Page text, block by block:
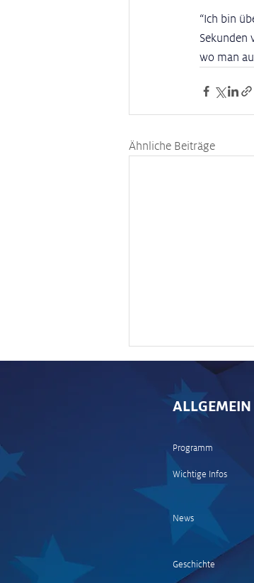
“Ich bin
Sekunden
wo man
Ähnliche Beiträge
Kalle Rovanperä
Wichtige Infos
Programm
News
Geschichte
ALLGEMEIN